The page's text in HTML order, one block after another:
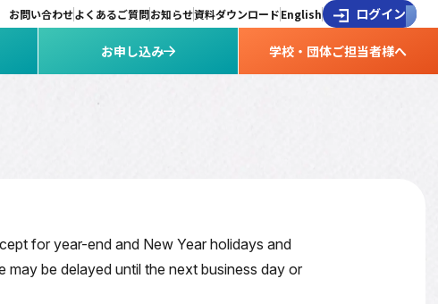
お申し込み 学校・団体ご担当者様へ
お問い合わせよくあるご質問お知らせ資料ダウンロードEnglish ログイン
for year-end and New Year holidays and
be delayed until the next business day or